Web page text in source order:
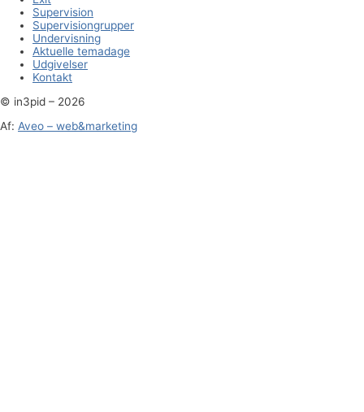
Supervision
Supervisiongrupper
Undervisning
Aktuelle temadage
Udgivelser
Kontakt
© in3pid – 2026
Af: Aveo – web&marketing